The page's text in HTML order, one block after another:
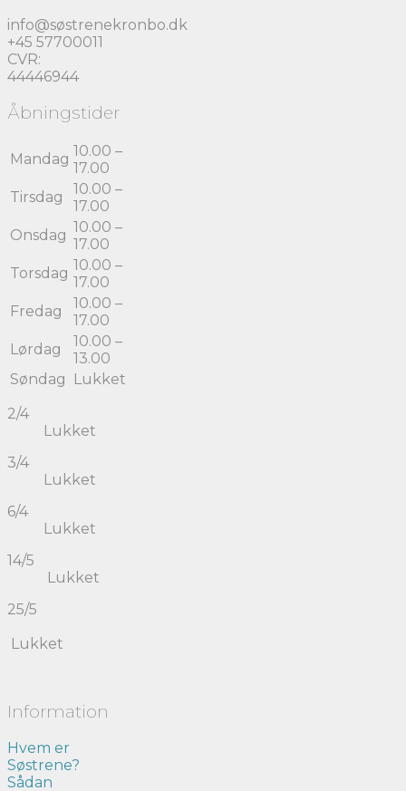
info@søstrenekronbo.dk
+45 57700011
CVR:
44446944
Åbningstider
Mandag 10.00 –
17.00
Tirsdag
10.00 –
17.00
Onsdag 10.00 –
17.00
Torsdag 10.00 –
17.00
Fredag
10.00 –
17.00
Lørdag
10.00 –
13.00
Søndag
Lukket
2/4
Lukket
3/4
Lukket
6/4
Lukket
14/5
Lukket
25/5
Lukket
Information
Hvem er
Søstrene?
Sådan